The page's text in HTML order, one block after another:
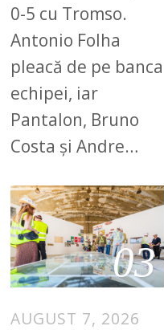
0-5 cu Tromso.
Antonio Folha
pleacă de pe banca
echipei, iar
Pantalon, Bruno
Costa și Andre…
03
AUGUST 7, 2026